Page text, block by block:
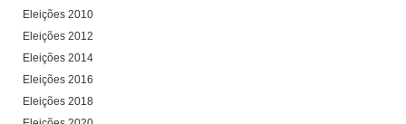
Eleições 2010
Eleições 2012
Eleições 2014
Eleições 2016
Eleições 2018